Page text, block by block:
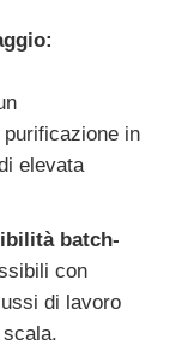
in
elevata
batch-
con
di lavoro